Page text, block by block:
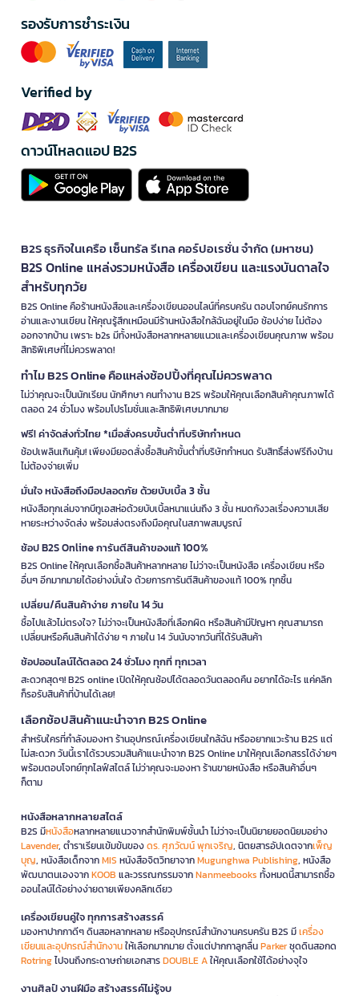
รองรับการชำระเงิน
Verified by
ดาวน์โหลดแอป B2S
B2S ธุรกิจในเครือ เซ็นทรัล รีเทล คอร์ปอเรชั่น จำกัด (มหาชน)
B2S Online แหล่งรวมหนังสือ เครื่องเขียน และแรงบันดาลใจ
สำหรับทุกวัย
B2S Online คือร้านหนังสือและเครื่องเขียนออนไลน์ที่ครบครัน ตอบโจทย์คนรักการ
อ่านและงานเขียน ให้คุณรู้สึกเหมือนมีร้านหนังสือใกล้ฉันอยู่ในมือ ช้อปง่าย ไม่ต้อง
ออกจากบ้าน เพราะ b2s มีทั้งหนังสือหลากหลายแนวและเครื่องเขียนคุณภาพ พร้อม
สิทธิพิเศษที่ไม่ควรพลาด!
ทำไม B2S Online คือแหล่งช้อปปิ้งที่คุณไม่ควรพลาด
ไม่ว่าคุณจะเป็นนักเรียน นักศึกษา คนทำงาน B2S พร้อมให้คุณเลือกสินค้าคุณภาพได้
ตลอด 24 ชั่วโมง พร้อมโปรโมชั่นและสิทธิพิเศษมากมาย
ฟรี! ค่าจัดส่งทั่วไทย *เมื่อสั่งครบขั้นต่ำที่บริษัทกำหนด
ช้อปเพลินเกินคุ้ม! เพียงมียอดสั่งซื้อสินค้าขั้นต่ำที่บริษัทกำหนด รับสิทธิ์ส่งฟรีถึงบ้าน
ไม่ต้องจ่ายเพิ่ม
มั่นใจ หนังสือถึงมือปลอดภัย ด้วยบับเบิ้ล 3 ชั้น
หนังสือทุกเล่มจากบีทูเอสห่อด้วยบับเบิ้ลหนาแน่นถึง 3 ชั้น หมดกังวลเรื่องความเสีย
หายระหว่างจัดส่ง พร้อมส่งตรงถึงมือคุณในสภาพสมบูรณ์
ช้อป B2S Online การันตีสินค้าของแท้ 100%
B2S Online ให้คุณเลือกซื้อสินค้าหลากหลาย ไม่ว่าจะเป็นหนังสือ เครื่องเขียน หรือ
อื่นๆ อีกมากมายได้อย่างมั่นใจ ด้วยการการันตีสินค้าของแท้ 100% ทุกชิ้น
เปลี่ยน/คืนสินค้าง่าย ภายใน 14 วัน
ซื้อไปแล้วไม่ตรงใจ? ไม่ว่าจะเป็นหนังสือที่เลือกผิด หรือสินค้ามีปัญหา คุณสามารถ
เปลี่ยนหรือคืนสินค้าได้ง่าย ๆ ภายใน 14 วันนับจากวันที่ได้รับสินค้า
ช้อปออนไลน์ได้ตลอด 24 ชั่วโมง ทุกที่ ทุกเวลา
สะดวกสุดๆ! B2S online เปิดให้คุณช้อปได้ตลอดวันตลอดคืน อยากได้อะไร แค่คลิก
ก็รอรับสินค้าที่บ้านได้เลย!
เลือกช้อปสินค้าแนะนำจาก B2S Online
สำหรับใครที่กำลังมองหา ร้านอุปกรณ์เครื่องเขียนใกล้ฉัน หรืออยากแวะร้าน B2S แต่
ไม่สะดวก วันนี้เราได้รวบรวมสินค้าแนะนำจาก B2S Online มาให้คุณเลือกสรรได้ง่ายๆ
พร้อมตอบโจทย์ทุกไลฟ์สไตล์ ไม่ว่าคุณจะมองหา ร้านขายหนังสือ หรือสินค้าอื่นๆ
ก็ตาม
หนังสือหลากหลายสไตล์
B2S มีหนังสือหลากหลายแนวจากสำนักพิมพ์ชั้นนำ ไม่ว่าจะเป็นนิยายยอดนิยมอย่าง
Lavender, ตำราเรียนเข้มข้นของดร. ศุภวัฒน์ พุกเจริญ, นิตยสารอัปเดตจากเพ็ญ
บุญ, หนังสือเด็กจากMIS หนังสือจิตวิทยาจากMugunghwa Publishing, หนังสือ
พัฒนาตนเองจากKOOB และวรรณกรรมจากNanmeebooks ทั้งหมดนี้สามารถซื้อ
ออนไลน์ได้อย่างง่ายดายเพียงคลิกเดียว
เครื่องเขียนคู่ใจ ทุกการสร้างสรรค์
มองหาปากกาดีๆ ดินสอหลากหลาย หรืออุปกรณ์สำนักงานครบครัน B2S มีเครื่อง
เขียนและอุปกรณ์สำนักงานให้เลือกมากมาย ตั้งแต่ปากกาลูกลื่นParkerชุดดินสอกด
Rotringไปจนถึงกระดาษถ่ายเอกสารDOUBLE Aให้คุณเลือกใช้ได้อย่างจุใจ
งานศิลป์ งานฝีมือ สร้างสรรค์ไม่รู้จบ